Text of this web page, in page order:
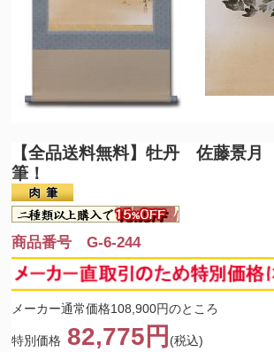
【全品送料無料】牡丹 佐藤景
筆！
商品番号 G-6-244
メーカー通常価格108,900円のところ
特別価格 82,775円 (税込)